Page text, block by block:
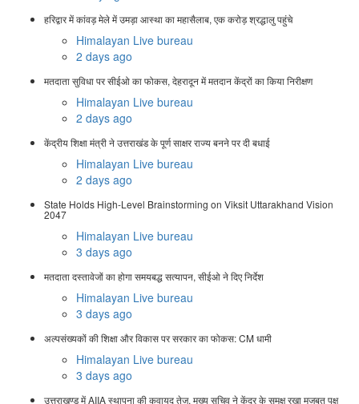
हरिद्वार में कांवड़ मेले में उमड़ा आस्था का महासैलाब, एक करोड़ श्रद्धालु पहुंचे
Himalayan Live bureau
2 days ago
मतदाता सुविधा पर सीईओ का फोकस, देहरादून में मतदान केंद्रों का किया निरीक्षण
Himalayan Live bureau
2 days ago
केंद्रीय शिक्षा मंत्री ने उत्तराखंड के पूर्ण साक्षर राज्य बनने पर दी बधाई
Himalayan Live bureau
2 days ago
State Holds High-Level Brainstorming on Viksit Uttarakhand Vision
2047
Himalayan Live bureau
3 days ago
मतदाता दस्तावेजों का होगा समयबद्ध सत्यापन, सीईओ ने दिए निर्देश
Himalayan Live bureau
3 days ago
अल्पसंख्यकों की शिक्षा और विकास पर सरकार का फोकस: CM धामी
Himalayan Live bureau
3 days ago
उत्तराखण्ड में AIIA स्थापना की कवायद तेज, मुख्य सचिव ने केंद्र के समक्ष रखा मजबूत पक्ष